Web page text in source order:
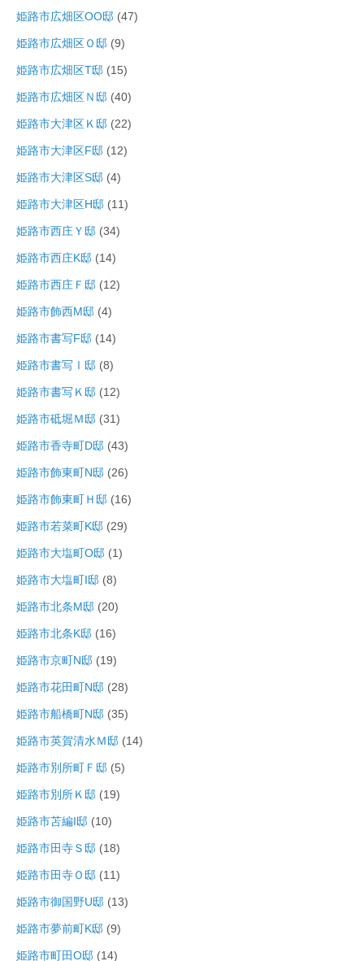
姫路市広畑区OO邸 (47)
姫路市広畑区Ｏ邸 (9)
姫路市広畑区T邸 (15)
姫路市広畑区Ｎ邸 (40)
姫路市大津区Ｋ邸 (22)
姫路市大津区F邸 (12)
姫路市大津区S邸 (4)
姫路市大津区H邸 (11)
姫路市西庄Ｙ邸 (34)
姫路市西庄K邸 (14)
姫路市西庄Ｆ邸 (12)
姫路市飾西M邸 (4)
姫路市書写F邸 (14)
姫路市書写Ⅰ邸 (8)
姫路市書写Ｋ邸 (12)
姫路市砥堀Ｍ邸 (31)
姫路市香寺町D邸 (43)
姫路市飾東町N邸 (26)
姫路市飾東町Ｈ邸 (16)
姫路市若菜町K邸 (29)
姫路市大塩町O邸 (1)
姫路市大塩町I邸 (8)
姫路市北条M邸 (20)
姫路市北条K邸 (16)
姫路市京町N邸 (19)
姫路市花田町N邸 (28)
姫路市船橋町N邸 (35)
姫路市英賀清水Ｍ邸 (14)
姫路市別所町Ｆ邸 (5)
姫路市別所Ｋ邸 (19)
姫路市苫編I邸 (10)
姫路市田寺Ｓ邸 (18)
姫路市田寺Ｏ邸 (11)
姫路市御国野U邸 (13)
姫路市夢前町K邸 (9)
姫路市町田O邸 (14)